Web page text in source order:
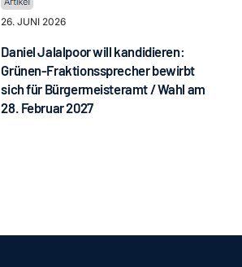
26. JUNI 2026
Daniel Jalalpoor will kandidieren:
Grünen-Fraktionssprecher bewirbt
sich für Bürgermeisteramt / Wahl am
28. Februar 2027